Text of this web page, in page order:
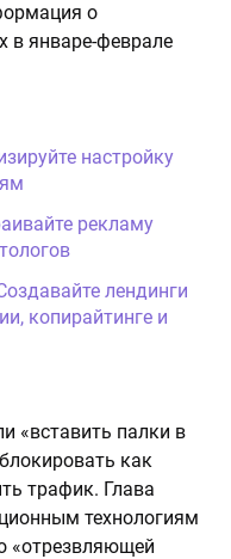
о
в январе-феврале
настройку
рекламу
лендинги
копирайтинге и
«вставить палки в
как
трафик. Глава
технологиям
«отрезвляющей